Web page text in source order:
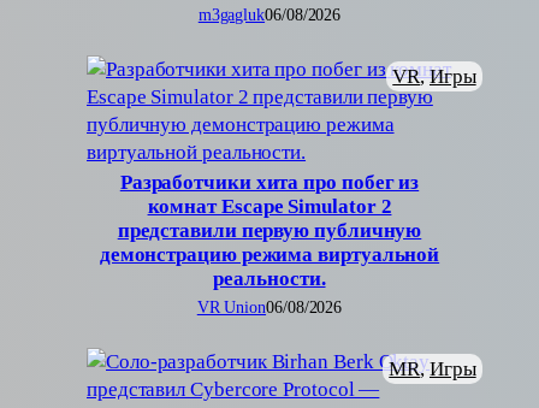
m3gagluk06/08/2026
Разработчики хита про побег из
комнат Escape Simulator 2
представили первую публичную
демонстрацию режима виртуальной
реальности.
VR, Игры
VR Union06/08/2026
MR, Игры